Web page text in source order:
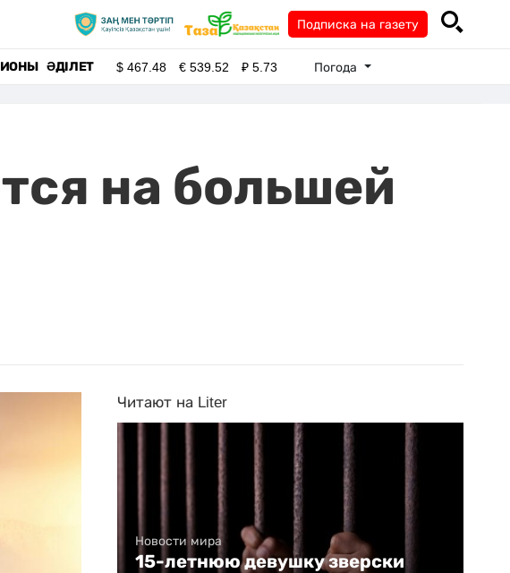
Подписка на газету
ӘДІЛЕТ $467.48 €539.52 ₽5.73 Погода
на большей
Читают на Liter
Новости мира
15-летнюю девушку зверски